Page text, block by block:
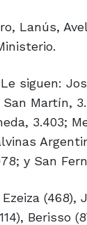
Lanús,
siguen:
Martín,
3.403;
y San
(468),
Berisso